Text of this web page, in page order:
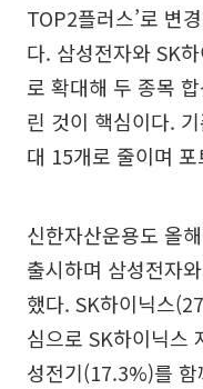
TOP2플러스’로 변
다. 삼성전자와 SK
로 확대해 두 종목
린 것이 핵심이다.
대 15개로 줄이며
신한자산운용도 올
출시하며 삼성전자
했다. SK하이닉스
심으로 SK하이닉스
성전기(17.3%)를